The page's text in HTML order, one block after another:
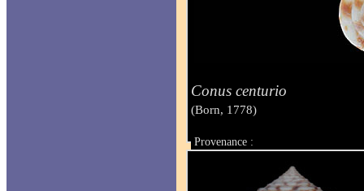
Conus centurio
(Born, 1778)
Provenance :
Taille : 16 mm